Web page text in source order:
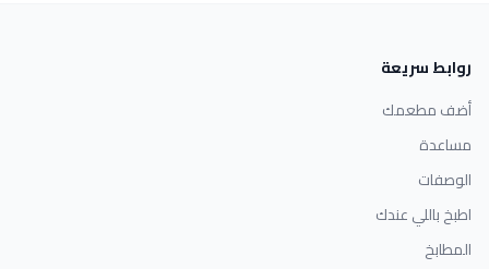
روابط سريعة
أضف مطعمك
مساعدة
الوصفات
اطبخ باللي عندك
المطابخ